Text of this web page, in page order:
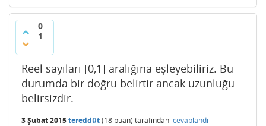
0
1
Reel sayıları [0,1] aralığına eşleyebiliriz. Bu
durumda bir doğru belirtir ancak uzunluğu
belirsizdir.
3 Şubat 2015tereddüt(18 puan) tarafından cevaplandı